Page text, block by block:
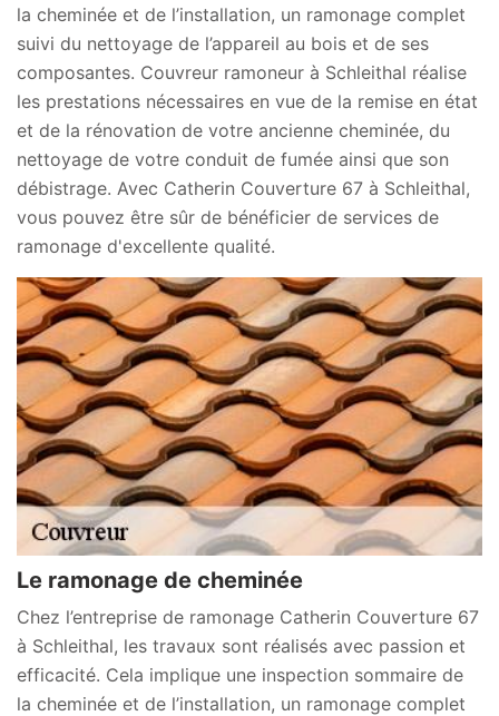
la cheminée et de l’installation, un ramonage complet
suivi du nettoyage de l’appareil au bois et de ses
composantes. Couvreur ramoneur à Schleithal réalise
les prestations nécessaires en vue de la remise en état
et de la rénovation de votre ancienne cheminée, du
nettoyage de votre conduit de fumée ainsi que son
débistrage. Avec Catherin Couverture 67 à Schleithal,
vous pouvez être sûr de bénéficier de services de
ramonage d'excellente qualité.
Le ramonage de cheminée
Chez l’entreprise de ramonage Catherin Couverture 67
à Schleithal, les travaux sont réalisés avec passion et
efficacité. Cela implique une inspection sommaire de
la cheminée et de l’installation, un ramonage complet